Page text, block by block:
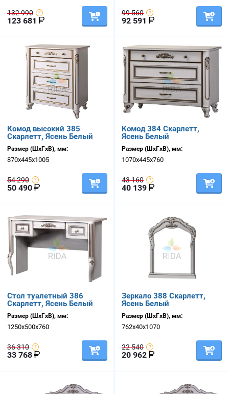
132 990
123 681
99 560
92 591
Комод высокий 385
Скарлетт, Ясень Белый
Размер (ШхГхВ), мм:
870х445х1005
54 290
50 490
Комод 384 Скарлетт,
Ясень Белый
Размер (ШхГхВ), мм:
1070х445х760
43 160
40 139
Стол туалетный 386
Скарлетт, Ясень Белый
Размер (ШхГхВ), мм:
1250х500х760
36 310
33 768
Зеркало 388 Скарлетт,
Ясень Белый
Размер (ШхГхВ), мм:
762х40х1070
22 540
20 962